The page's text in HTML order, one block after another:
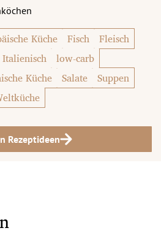
Küche Fisch
Fleisch
Italienisch
low-carb
Küche Salate
Suppen
Rezeptideen